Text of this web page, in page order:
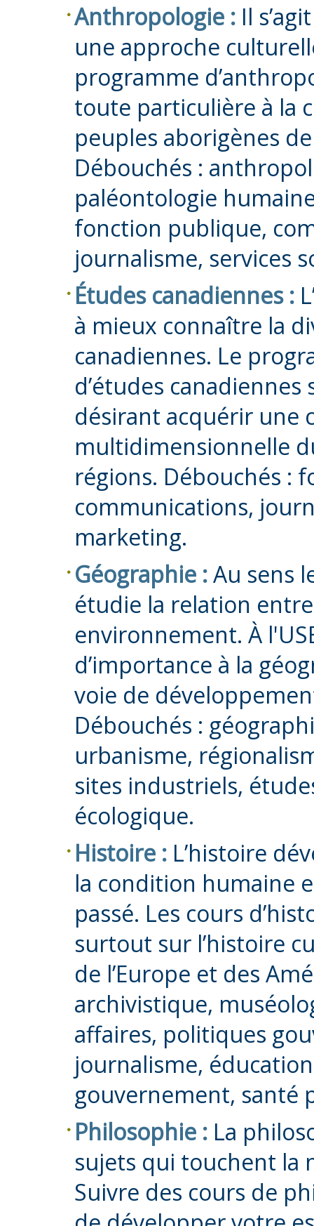
Anthropologie : Il
une approche
programme
toute particulière à la
peuples aborigènes
Débouchés :
paléontologie
fonction publique,
journalisme, services
Études canadiennes :
à mieux connaître la
canadiennes. Le
d’études canadiennes
désirant acquérir une
multidimensionnelle
régions. Débouchés :
communications,
marketing.
Géographie :Au sens
étudie la relation
environnement. À
d’importance à la
voie de
Débouchés :
urbanisme,
sites industriels,
écologique.
Histoire : L’histoire
la condition humaine
passé. Les cours
surtout sur l’histoire
de l’Europe et des
archivistique,
affaires, politiques
journalisme,
gouvernement, santé
Philosophie : La
sujets qui touchent la
Suivre des cours de